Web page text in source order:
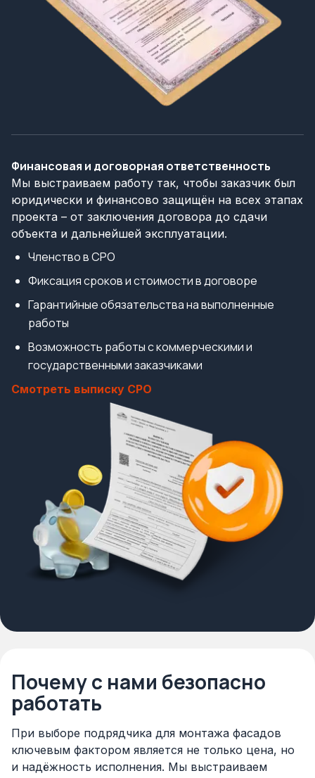
Финансовая и договорная ответственность
Мы выстраиваем работу так, чтобы заказчик был
юридически и финансово защищён на всех этапах
проекта – от заключения договора до сдачи
объекта и дальнейшей эксплуатации.
Членство в СРО
Фиксация сроков и стоимости в договоре
Гарантийные обязательства на выполненные
работы
Возможность работы с коммерческими и
государственными заказчиками
Смотреть выписку СРО
Почему с нами безопасно
работать
При выборе подрядчика для монтажа фасадов
ключевым фактором является не только цена, но
и надёжность исполнения. Мы выстраиваем